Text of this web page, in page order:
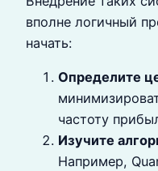
вполне логичный
начать:
Определите
частоту
Изучите
Например,